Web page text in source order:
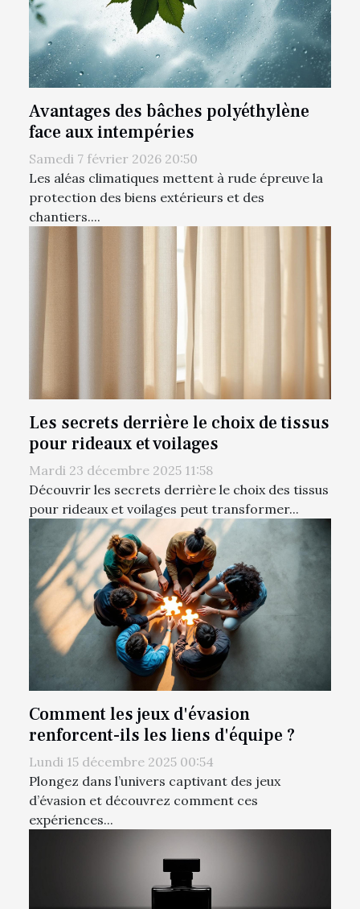
Avantages des bâches polyéthylène
face aux intempéries
Samedi 7 février 2026 20:50
Les aléas climatiques mettent à rude épreuve la
protection des biens extérieurs et des
chantiers....
Les secrets derrière le choix de tissus
pour rideaux et voilages
Mardi 23 décembre 2025 11:58
Découvrir les secrets derrière le choix des tissus
pour rideaux et voilages peut transformer...
Comment les jeux d'évasion
renforcent-ils les liens d'équipe ?
Lundi 15 décembre 2025 00:54
Plongez dans l’univers captivant des jeux
d’évasion et découvrez comment ces
expériences...